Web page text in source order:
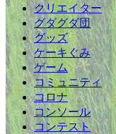
クリエイター
グダグダ団
グッズ
ケーキぐみ
ゲーム
コミュニティ
コロナ
コンソール
コンテスト